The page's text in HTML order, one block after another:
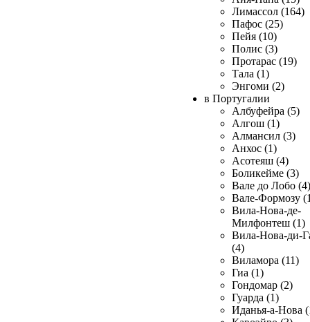
Лимассол (164)
Пафос (25)
Пейя (10)
Полис (3)
Протарас (19)
Тала (1)
Энгоми (2)
в Португалии
Албуфейра (5)
Алгош (1)
Алмансил (3)
Анхос (1)
Асотеяш (4)
Боликейме (3)
Вале до Лобо (4)
Вале-Формозу
Вила-Нова-де-
Милфонтеш (1)
Вила-Нова-ди-
(4)
Виламора (11)
Гиа (1)
Гондомар (2)
Гуарда (1)
Иданья-а-Нова